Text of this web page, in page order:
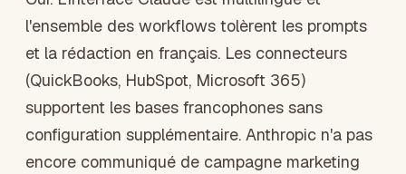
l'ensemble des workflows tolèrent les prompts
et la rédaction en français. Les connecteurs
(QuickBooks, HubSpot, Microsoft 365)
supportent les bases francophones sans
configuration supplémentaire. Anthropic n'a pas
encore communiqué de campagne marketing